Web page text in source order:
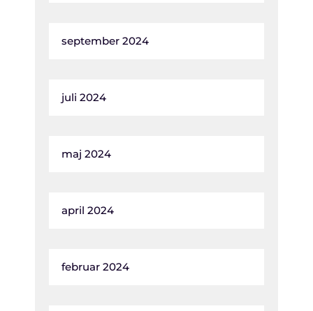
september 2024
juli 2024
maj 2024
april 2024
februar 2024